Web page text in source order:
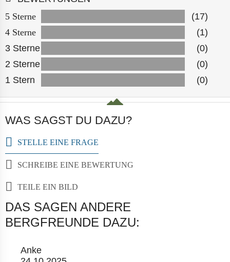
5 Sterne
(17)
4 Sterne
(1)
3 Sterne
(0)
2 Sterne
(0)
1 Stern
(0)
WAS SAGST DU DAZU?
STELLE EINE FRAGE
SCHREIBE EINE BEWERTUNG
TEILE EIN BILD
DAS SAGEN ANDERE
BERGFREUNDE DAZU:
Anke